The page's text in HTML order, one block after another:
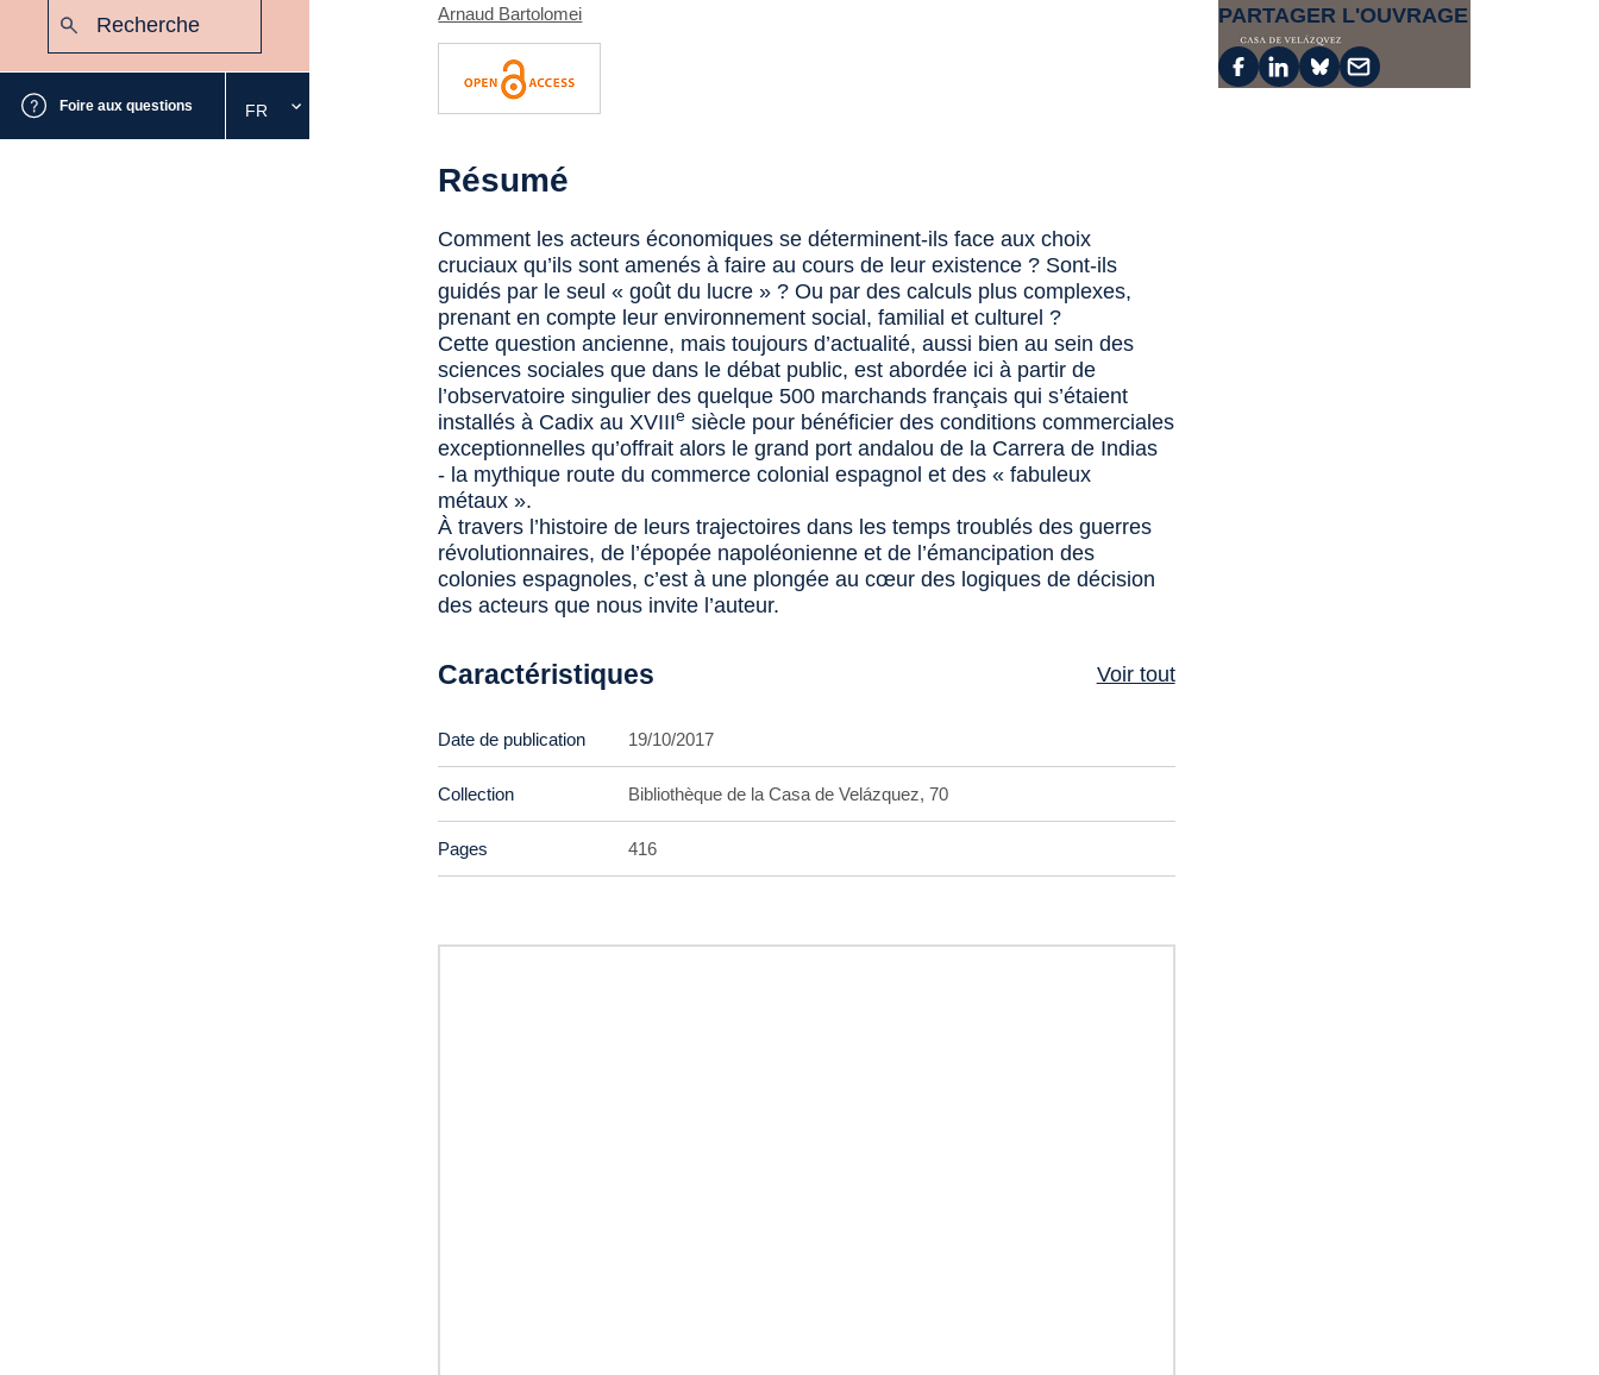
Foire aux questions
Sélectionnez
la
FR
Arnaud Bartolomei
Résumé
Comment les acteurs économiques se déterminent-ils face aux choix
cruciaux qu’ils sont amenés à faire au cours de leur existence ? Sont-ils
guidés par le seul « goût du lucre » ? Ou par des calculs plus complexes,
prenant en compte leur environnement social, familial et culturel ?
Cette question ancienne, mais toujours d’actualité, aussi bien au sein des
sciences sociales que dans le débat public, est abordée ici à partir de
l’observatoire singulier des quelque 500 marchands français qui s’étaient
installés à Cadix au XVIIIe siècle pour bénéficier des conditions commerciales
exceptionnelles qu’offrait alors le grand port andalou de la Carrera de Indias
- la mythique route du commerce colonial espagnol et des « fabuleux
métaux ».
À travers l’histoire de leurs trajectoires dans les temps troublés des guerres
révolutionnaires, de l’épopée napoléonienne et de l’émancipation des
colonies espagnoles, c’est à une plongée au cœur des logiques de décision
des acteurs que nous invite l’auteur.
Caractéristiques Voir tout
Date de publication 19/10/2017
Collection Bibliothèque de la Casa de Velázquez, 70
Pages 416
PARTAGER L'OUVRAGE